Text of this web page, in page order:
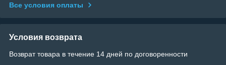
Все условия оплаты
Условия возврата
Возврат товара в течение 14 дней по договоренности